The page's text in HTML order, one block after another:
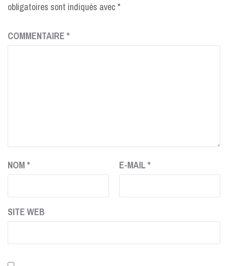
obligatoires sont indiqués avec *
COMMENTAIRE *
NOM* E-MAIL*
SITE WEB